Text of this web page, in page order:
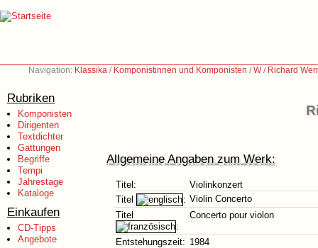
Navigation: Klassika / Komponistinnen und Komponisten /W/ Richard
Rubriken
Komponisten
Dirigenten
Textdichter
Gattungen
Begriffe
Tempi
Jahrestage
Kataloge
Einkaufen
CD-Tipps
Angebote
Allgemeine Angaben zum Werk:
Titel:
Violinkonzert
Titel
: Violin Concerto
Titel
:
Concerto pour violon
Entstehungszeit: 1984